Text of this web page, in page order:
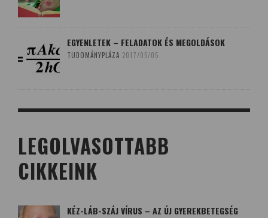
EGYENLETEK – FELADATOK ÉS MEGOLDÁSOK
TUDOMÁNYPLÁZA 2017/05/05
LEGOLVASOTTABB
CIKKEINK
KÉZ-LÁB-SZÁJ VÍRUS – AZ ÚJ GYEREKBETEGSÉG